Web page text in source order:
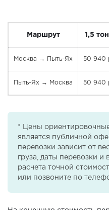
Маршрут 1,5
Москва → Пыть-Ях 50 940
Пыть-Ях → Москва 50 940
* Цены
является публичной
перевозки зависит от
груза, даты перевозки и
расчета точной
или позвоните по